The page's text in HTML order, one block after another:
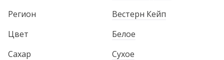
Регион
Вестерн Кейп
Цвет
Белое
Сахар
Сухое